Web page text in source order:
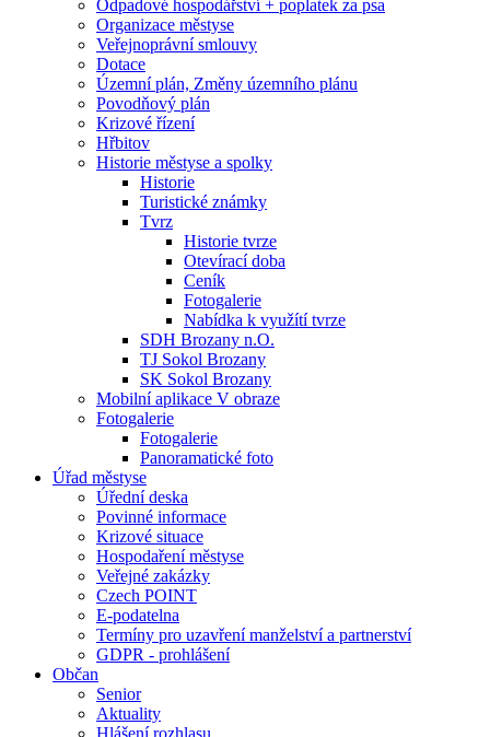
Odpadové hospodářství + poplatek za psa
Organizace městyse
Veřejnoprávní smlouvy
Dotace
Územní plán, Změny územního plánu
Povodňový plán
Krizové řízení
Hřbitov
Historie městyse a spolky
Historie
Turistické známky
Tvrz
Historie tvrze
Otevírací doba
Ceník
Fotogalerie
Nabídka k využítí tvrze
SDH Brozany n.O.
TJ Sokol Brozany
SK Sokol Brozany
Mobilní aplikace V obraze
Fotogalerie
Fotogalerie
Panoramatické foto
Úřad městyse
Úřední deska
Povinné informace
Krizové situace
Hospodaření městyse
Veřejné zakázky
Czech POINT
E-podatelna
Termíny pro uzavření manželství a partnerství
GDPR - prohlášení
Občan
Senior
Aktuality
Hlášení rozhlasu